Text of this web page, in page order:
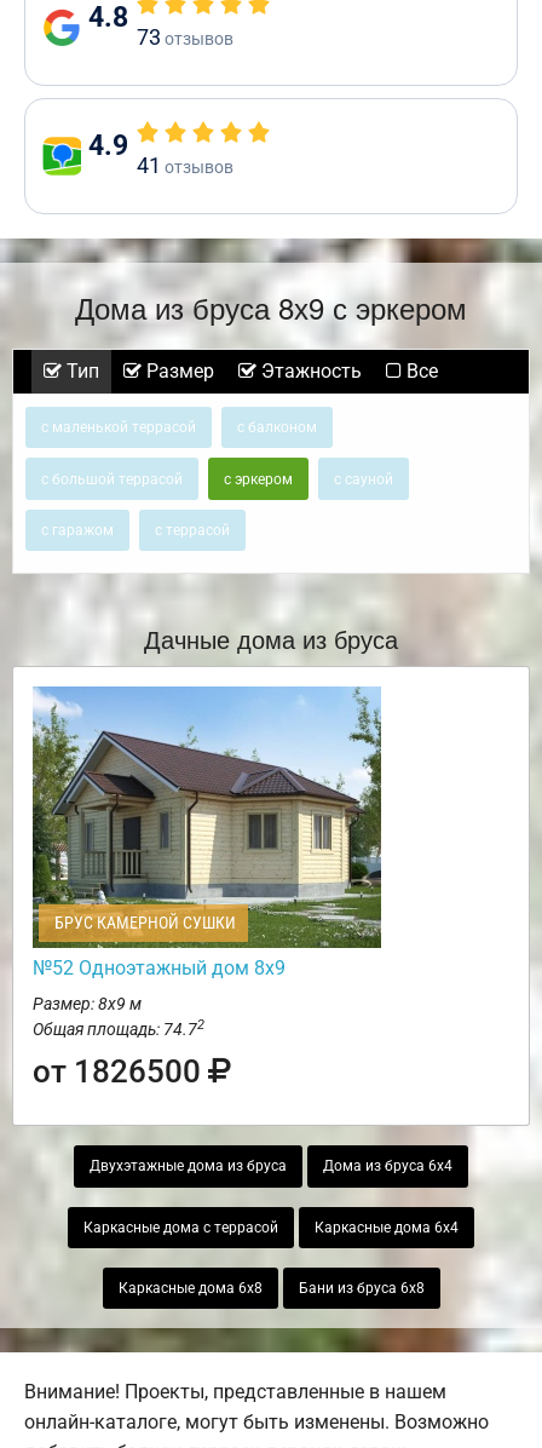
4.8
73 отзывов
4.9
41 отзывов
Дома из бруса 8х9 с эркером
Тип Размер Этажность Все
с маленькой террасой с балконом
с большой террасой с эркером с сауной
с гаражом с террасой
Дачные дома из бруса
БРУС КАМЕРНОЙ СУШКИ
№52 Одноэтажный дом 8х9
Размер: 8х9 м
Общая площадь: 74.72
от 1826500
Двухэтажные дома из бруса Дома из бруса 6х4
Каркасные дома с террасой Каркасные дома 6х4
Каркасные дома 6х8 Бани из бруса 6х8
Внимание! Проекты, представленные в нашем
онлайн-каталоге, могут быть изменены. Возможно